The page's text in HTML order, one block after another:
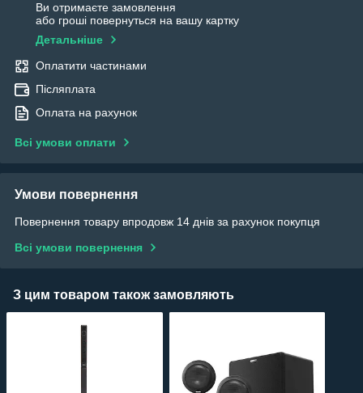
Ви отримаєте замовлення
або гроші повернуться на вашу картку
Детальніше
Оплатити частинами
Післяплата
Оплата на рахунок
Всі умови оплати
Умови повернення
Повернення товару впродовж 14 днів за рахунок покупця
Всі умови повернення
З цим товаром також замовляють